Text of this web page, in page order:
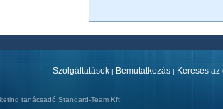
Szolgáltatások | Bemutatkozás | Keresés
tanácsadó Standard-Team Kft.